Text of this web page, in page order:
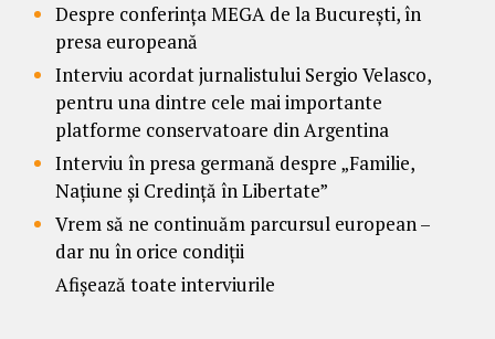
Despre conferința MEGA de la București, în
presa europeană
Interviu acordat jurnalistului Sergio Velasco,
pentru una dintre cele mai importante
platforme conservatoare din Argentina
Interviu în presa germană despre „Familie,
Națiune și Credință în Libertate”
Vrem să ne continuăm parcursul european –
dar nu în orice condiții
Afișează toate interviurile